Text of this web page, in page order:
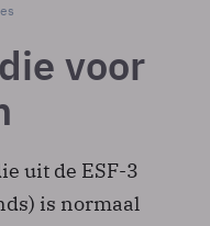
voor
uit de ESF-3
is normaal